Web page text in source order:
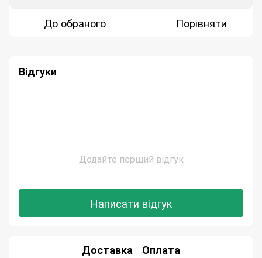
До обраного Порівняти
Відгуки
Додайте перший відгук
Написати відгук
Доставка Оплата